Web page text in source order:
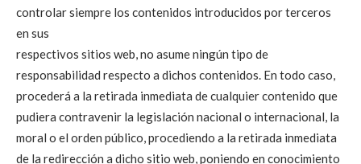
controlar siempre los contenidos introducidos por terceros
en sus
respectivos sitios web, no asume ningún tipo de
responsabilidad respecto a dichos contenidos. En todo caso,
procederá a la retirada inmediata de cualquier contenido que
pudiera contravenir la legislación nacional o internacional, la
moral o el orden público, procediendo a la retirada inmediata
de la redirección a dicho sitio web, poniendo en conocimiento